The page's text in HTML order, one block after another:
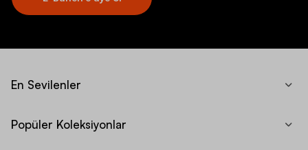
En Sevilenler
Popüler Koleksiyonlar